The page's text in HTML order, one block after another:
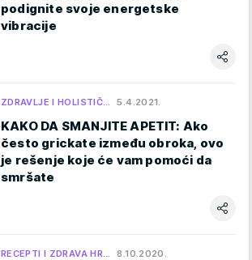
podignite svoje energetske
vibracije
ZDRAVLJE I HOLISTIČ… 5.4.2021.
KAKO DA SMANJITE APETIT: Ako
često grickate između obroka, ovo
je rešenje koje će vam pomoći da
smršate
RECEPTI I ZDRAVA HR… 8.10.2020.